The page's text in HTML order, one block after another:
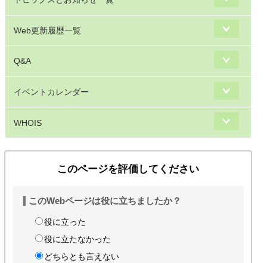
Web更新履歴一覧
Q&A
イベントカレンダー
WHOIS
このページを評価してください
このWebページは役に立ちましたか？
役に立った
役に立たなかった
どちらとも言えない